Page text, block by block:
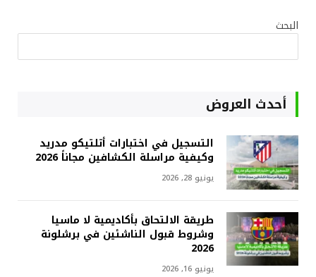
البحث
أحدث العروض
التسجيل في اختبارات أتلتيكو مدريد
وكيفية مراسلة الكشافين مجاناً 2026
يونيو 28, 2026
طريقة الالتحاق بأكاديمية لا ماسيا
وشروط قبول الناشئين في برشلونة
2026
يونيو 16, 2026